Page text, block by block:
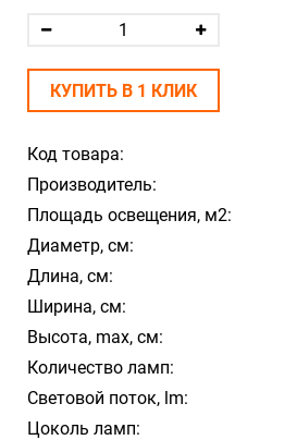
Код товара:
Производитель:
Площадь освещения, м2:
Диаметр, см:
Длина, см:
Ширина, см:
Высота, max, см:
Количество ламп:
Световой поток, lm:
Цоколь ламп:
КУПИТЬ В 1 КЛИК